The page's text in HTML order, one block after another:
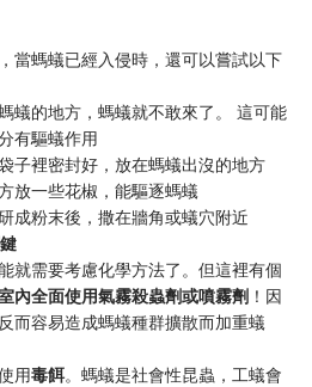
當螞蟻已經入侵時，還可以嘗試以下
蟻的地方，螞蟻就不敢來了。 這可能
有驅蟻作用
子裡密封好，放在螞蟻出沒的地方
放一些花椒，能驅逐螞蟻
成粉末後，撒在牆角或蟻穴附近
就需要考慮化學方法了。但這裡有個
內全面使用氣霧殺蟲劑或噴霧劑 ！因
而容易造成螞蟻種群擴散而加重蟻
用毒餌。螞蟻是社會性昆蟲，工蟻會